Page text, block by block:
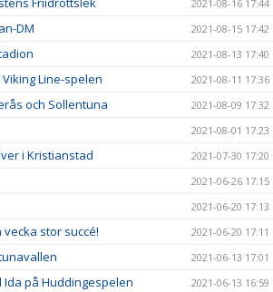
2021-08-16 17:44
DM 2021-08-15 17:42
2021-08-13 17:40
Line-spelen 2021-08-11 17:36
och Sollentuna 2021-08-09 17:32
2021-08-01 17:23
i Kristianstad 2021-07-30 17:20
2021-06-26 17:15
2021-06-20 17:13
stor succé! 2021-06-20 17:11
2021-06-13 17:01
Ida på Huddingespelen 2021-06-13 16:59